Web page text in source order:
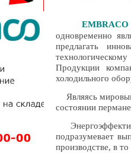
EMBRACO
одновременно
предлагать
Продукции
холодильного
Являясь
состоянии
подразумевает
производстве, в